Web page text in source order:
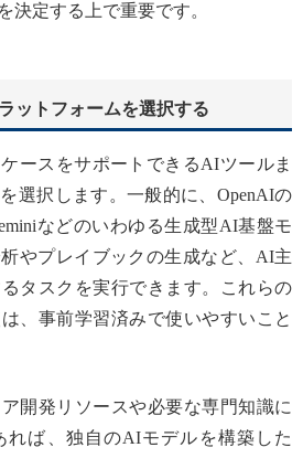
決定する上で重要です。
ットフォームを選択する
ースをサポートできるAIツールま
選択します。一般的に、OpenAIの
などのいわゆる生成型AI基盤モ
やプレイブックの生成など、AI主
タスクを実行できます。これらの
、事前学習済みで使いやすいこと
開発リソースや必要な専門知識に
れば、独自のAIモデルを構築した